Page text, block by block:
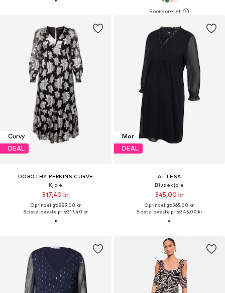
Curvy
DEAL
DOROTHY PERKINS CURVE
Kjole
317,40 kr
Oprindeligt: 889,00 kr
Sidste laveste pris:317,40 kr
Mor
DEAL
ATTESA
Blusekjole
345,00 kr
Oprindeligt: 965,00 kr
Sidste laveste pris:345,00 kr